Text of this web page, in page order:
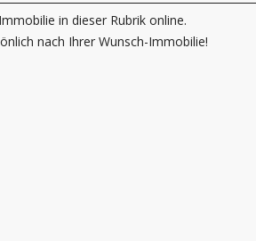
in dieser Rubrik online.
nach Ihrer Wunsch-Immobilie!